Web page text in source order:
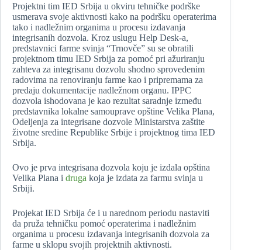
Projektni tim IED Srbija u okviru tehničke podrške
usmerava svoje aktivnosti kako na podršku operaterima
tako i nadležnim organima u procesu izdavanja
integrisanih dozvola. Kroz uslugu Help Desk-a,
predstavnici farme svinja “Trnovče” su se obratili
projektnom timu IED Srbija za pomoć pri ažuriranju
zahteva za integrisanu dozvolu shodno sprovedenim
radovima na renoviranju farme kao i pripremama za
predaju dokumentacije nadležnom organu. IPPC
dozvola ishodovana je kao rezultat saradnje između
predstavnika lokalne samouprave opštine Velika Plana,
Odeljenja za integrisane dozvole Ministarstva zaštite
životne sredine Republike Srbije i projektnog tima IED
Srbija.
Ovo je prva integrisana dozvola koju je izdala opština
Velika Plana i druga koja je izdata za farmu svinja u
Srbiji.
Projekat IED Srbija će i u narednom periodu nastaviti
da pruža tehničku pomoć operaterima i nadležnim
organima u procesu izdavanja integrisanih dozvola za
farme u sklopu svojih projektnih aktivnosti.